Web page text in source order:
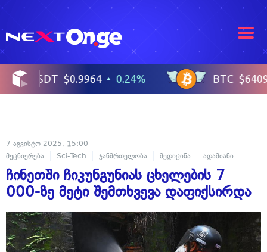
7 აგვისტო 2025, 15:00
მეცნიერება
Sci-Tech ჯანმრთელობა მედიცინა ადამიანი
ჩინეთში ჩიკუნგუნიას ცხელების 7
000-ზე მეტი შემთხვევა დაფიქსირდა